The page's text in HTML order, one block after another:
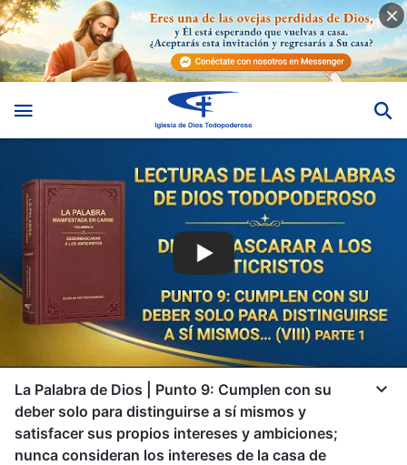
La Palabra de Dios | Punto 9: Cumplen con su
deber solo para distinguirse a sí mismos y
satisfacer sus propios intereses y ambiciones;
nunca consideran los intereses de la casa de